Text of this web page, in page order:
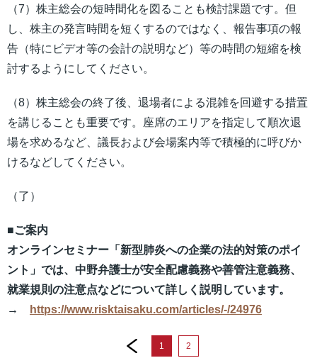
（7）株主総会の短時間化を図ることも検討課題です。但
し、株主の発言時間を短くするのではなく、報告事項の報
告（特にビデオ等の会計の説明など）等の時間の短縮を検
討するようにしてください。
（8）株主総会の終了後、退場者による混雑を回避する措置
を講じることも重要です。座席のエリアを指定して順次退
場を求めるなど、議⾧および会場案内等で積極的に呼びか
けるなどしてください。
（了）
■ご案内
オンラインセミナー「新型肺炎への企業の法的対策のポイ
ント」では、中野弁護士が安全配慮義務や善管注意義務、
就業規則の注意点などについて詳しく説明しています。
→
https://www.risktaisaku.com/articles/-/24976
prev
1 2